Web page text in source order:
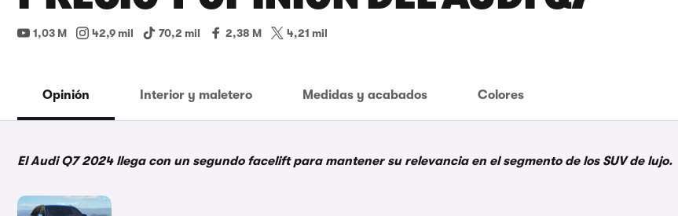
1,03 M 42,9 mil 70,2 mil 2,38 M 4,21 mil
Opinión Interior y maletero Medidas y acabados Colores
El Audi Q7 2024 llega con un segundo facelift para mantener su relevancia en el segmento de los SUV de lujo.